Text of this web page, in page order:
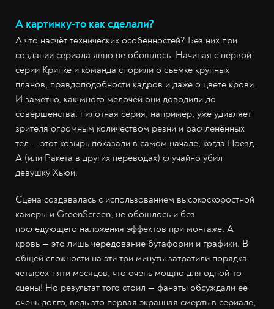
А картинку-то как сделали?
А что насчёт технических особенностей? Без них при
создании сериала явно не обошлось. Начиная с первой
серии Крипке и команда спорили о съёмке крупных
планов, правдоподобности кадров и даже о цвете крови.
И заметно, как много мелочей они доводили до
совершенства: пилотная серия, например, уже удивляет
зрителя огромным количеством резни и расчленённых
тел — этот козырь показали в самом начале, когда Поезд-
А (или Ракета в других переводах) случайно убил
девушку Хьюи.
Сцена создавалась с использованием высокоскоростной
камеры и GreenScreen, не обошлось и без
последующего наложения эффектов при монтаже. А
кровь — это лишь чередование бутафории и графики. В
общей сложности на эти три минуты затратили порядка
четырёх-пяти месяцев, что очень мощно для одной-то
сцены! Но результат того стоил — фанаты обсуждали её
очень долго, ведь это первая экранная смерть в сериале,